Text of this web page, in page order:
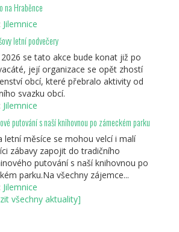
na Hraběnce
Jilemnice
letní podvečery
se tato akce bude konat již po
její organizace se opět zhostí
obcí, které přebralo aktivity od
svazku obcí.
Jilemnice
putování s naší knihovnou po zámeckém parku
letní měsíce se mohou velcí i malí
zábavy zapojit do tradičního
putování s naší knihovnou po
parku.Na všechny zájemce...
Jilemnice
všechny aktuality]